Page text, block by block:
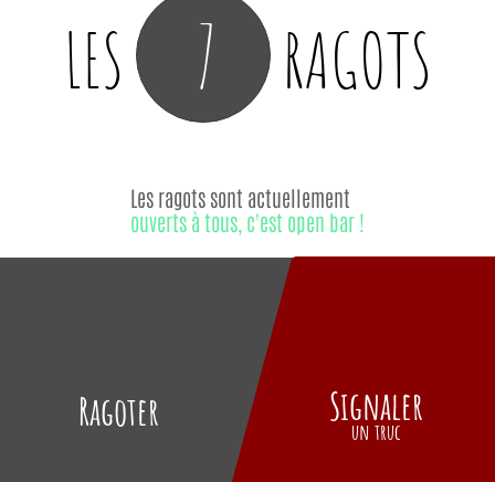
LES 7 RAGOTS
Ragoter
Les ragots sont actuellement
ouverts à tous, c'est open bar !
Signaler
un truc